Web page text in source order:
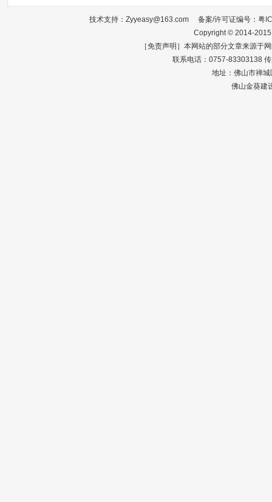
技术支持：Zyyeasy@163.com 备案/许可证编号： 粤
Copyright © 2014-
［免责声明］本网站的部分文章来源于
联系电话：0757-83303138
地址：佛山市禅
佛山金葵建